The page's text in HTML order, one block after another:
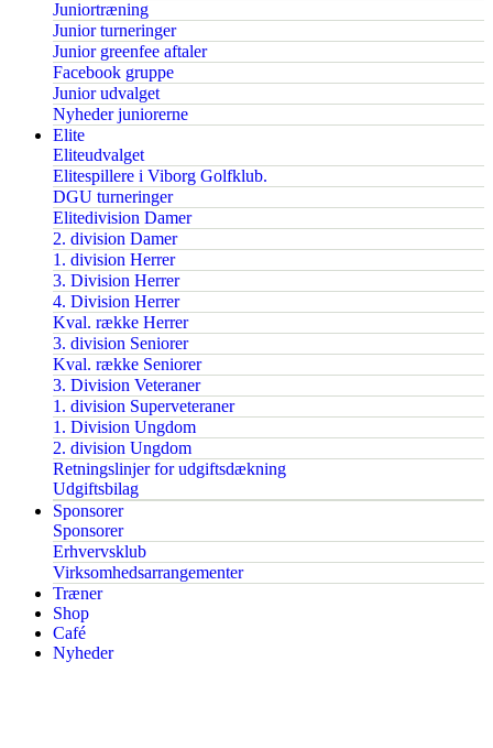
Juniortræning
Junior turneringer
Junior greenfee aftaler
Facebook gruppe
Junior udvalget
Nyheder juniorerne
Elite
Eliteudvalget
Elitespillere i Viborg Golfklub.
DGU turneringer
Elitedivision Damer
2. division Damer
1. division Herrer
3. Division Herrer
4. Division Herrer
Kval. række Herrer
3. division Seniorer
Kval. række Seniorer
3. Division Veteraner
1. division Superveteraner
1. Division Ungdom
2. division Ungdom
Retningslinjer for udgiftsdækning
Udgiftsbilag
Sponsorer
Sponsorer
Erhvervsklub
Virksomhedsarrangementer
Træner
Shop
Café
Nyheder